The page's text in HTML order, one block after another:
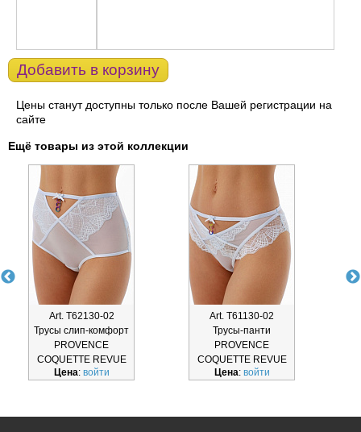
Добавить в корзину
Цены станут доступны только после Вашей регистрации на
сайте
Ещё товары из этой коллекции
Art. Т62130-02
Трусы слип-комфорт
PROVENCE
COQUETTE REVUE
Т62130-02
Цена: войти
Art. Т61130-02
Трусы-панти
PROVENCE
COQUETTE REVUE
Т61130-02
Цена: войти